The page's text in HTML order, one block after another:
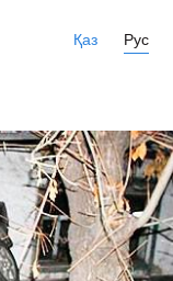
Қаз Рус